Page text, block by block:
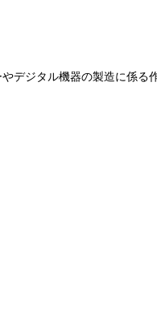
デジタル機器の製造に係る